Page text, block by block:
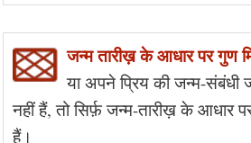
जन्म तारीख़ के आधार पर गुण
या अपने प्रिय की जन्म-संबंधी
नहीं हैं, तो सिर्फ़ जन्म-तारीख़ के आधार
हैं।